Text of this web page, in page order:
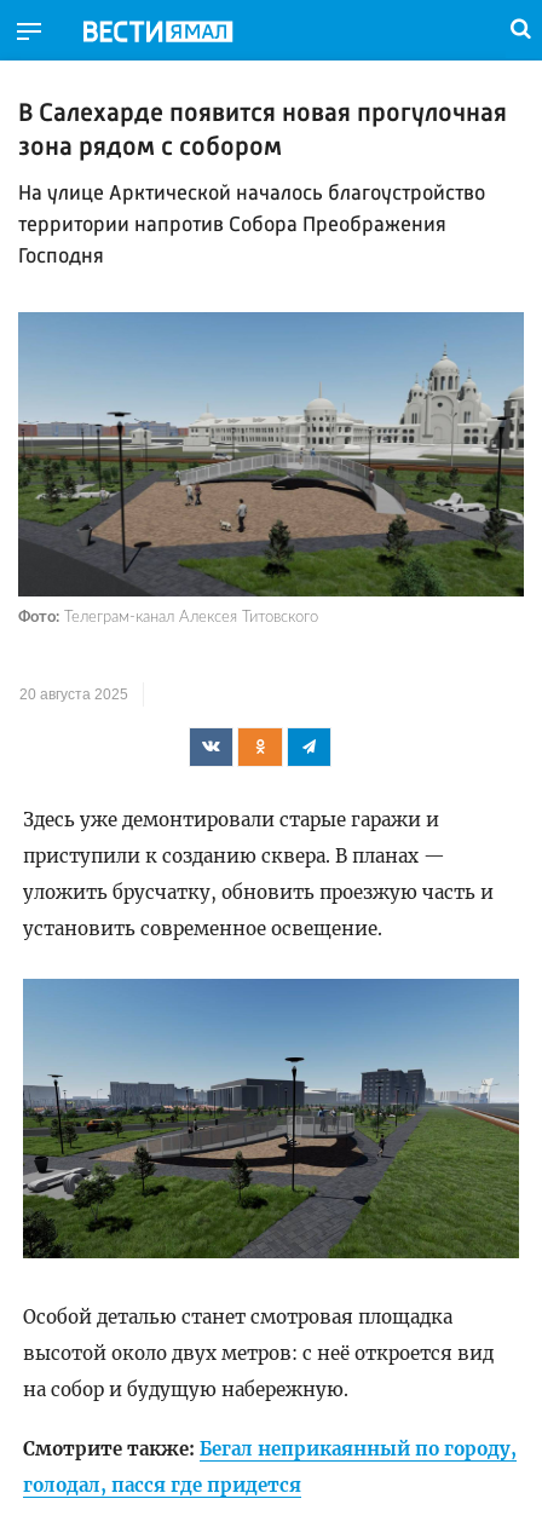
В Салехарде появится новая прогулочная
зона рядом с собором
На улице Арктической началось благоустройство
территории напротив Собора Преображения
Господня
Фото: Телеграм-канал Алексея Титовского
20 августа 2025
Здесь уже демонтировали старые гаражи и
приступили к созданию сквера. В планах —
уложить брусчатку, обновить проезжую часть и
установить современное освещение.
Особой деталью станет смотровая площадка
высотой около двух метров: с неё откроется вид
на собор и будущую набережную.
Смотрите также: Бегал неприкаянный по городу,
голодал, пасся где придется